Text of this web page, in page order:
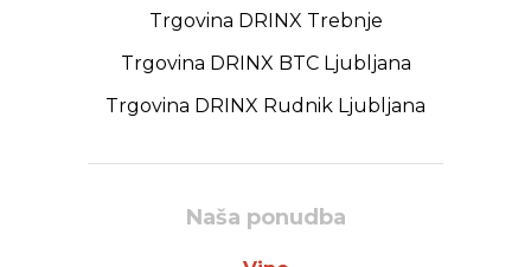
Trgovina DRINX Trebnje
Trgovina DRINX BTC Ljubljana
Trgovina DRINX Rudnik Ljubljana
Naša ponudba